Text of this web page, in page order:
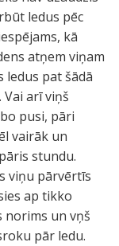
ledus pēc
kā
atņem viņam
ledus pat šādā
arī viņš
pusi, pāri
vairāk un
stundu.
viņu pārvērtīs
ap tikko
norims un vņš
pār ledu.